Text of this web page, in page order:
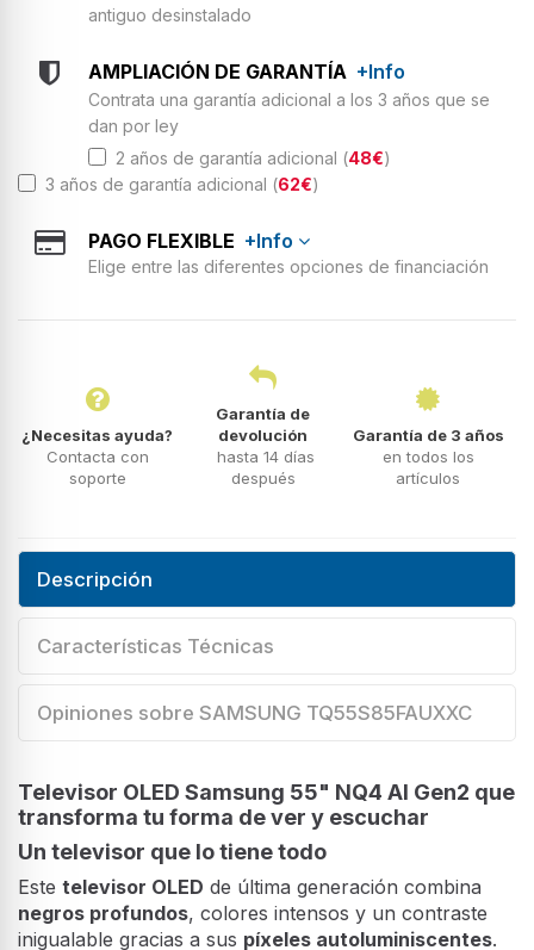
antiguo desinstalado
AMPLIACIÓN DE GARANTÍA +Info
Contrata una garantía adicional a los 3 años que se
dan por ley
2 años de garantía adicional (48€)
3 años de garantía adicional (62€)
PAGO FLEXIBLE +Info
Elige entre las diferentes opciones de financiación
¿Necesitas ayuda?
Contacta con
soporte
Garantía de
devolución
hasta 14 días
después
Garantía de 3 años
en todos los
artículos
Descripción
Características Técnicas
Opiniones sobre SAMSUNG TQ55S85FAUXXC
Televisor OLED Samsung 55" NQ4 AI Gen2 que
transforma tu forma de ver y escuchar
Un televisor que lo tiene todo
Este televisor OLED de última generación combina
negros profundos, colores intensos y un contraste
inigualable gracias a sus píxeles autoluminiscentes.